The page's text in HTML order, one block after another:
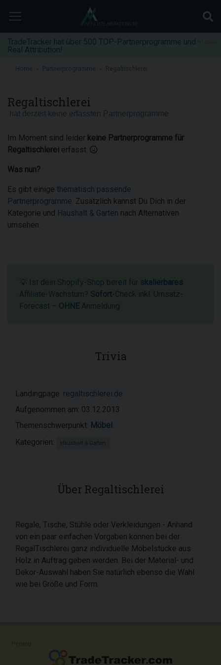
TradeTracker hat über 500 TOP-Partnerprogramme und
Real Attribution!
Home Partnerprogramme
Regaltischlerei
Im Moment sind leider keine Partnerprogramme für
Regaltischlerei erfasst.
Was nun?
Es gibt einige thematisch passende
Partnerprogramme. Zusätzlich kannst Du Dich in der
Kategorie und Haushalt & Garten nach Alternativen
umsehen.
💡 Ist dein Shopify-Shop bereit für skalierbares
Affiliate-Wachstum? Sofort-Check inkl. Umsatz-
Forecast – OHNE Anmeldung.
Trivia
Landingpage: regaltischlerei.de
Aufgenommen am: 03.12.2013
Themenschwerpunkt: Möbel
Kategorien:
Haushalt & Garten
Über Regaltischlerei
Regale, Tische, Stühle oder Verkleidungen - Anhand
von ein paar einfachen Vorgaben können bei der
RegalTischlerei ganz individuelle Möbelstücke aus
Holz in Auftrag geben werden. Bei der Material- und
Dekor-Auswahl haben Sie natürlich ebenso die Wahl
wie bei Größe und Form.